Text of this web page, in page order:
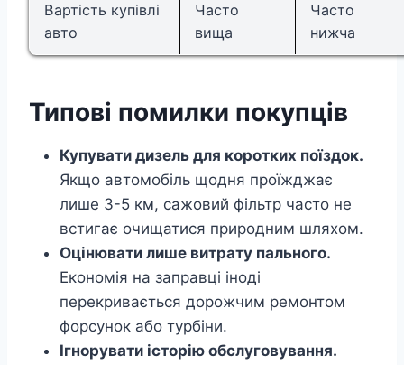
Вартість купівлі
авто
Часто
вища
Часто
нижча
Типові помилки покупців
Купувати дизель для коротких поїздок.
Якщо автомобіль щодня проїжджає
лише 3-5 км, сажовий фільтр часто не
встигає очищатися природним шляхом.
Оцінювати лише витрату пального.
Економія на заправці іноді
перекривається дорожчим ремонтом
форсунок або турбіни.
Ігнорувати історію обслуговування.